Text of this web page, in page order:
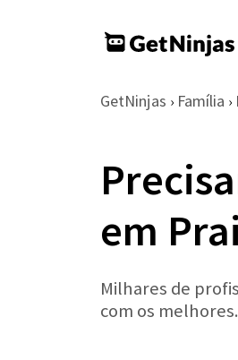
GetNinjas › Família ›
em
Milhares de
com os melhores.